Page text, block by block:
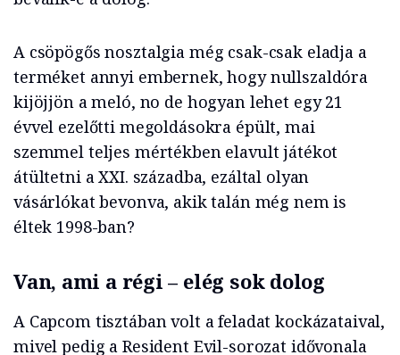
A csöpögős nosztalgia még csak-csak eladja a
terméket annyi embernek, hogy nullszaldóra
kijöjjön a meló, no de hogyan lehet egy 21
évvel ezelőtti megoldásokra épült, mai
szemmel teljes mértékben elavult játékot
átültetni a XXI. századba, ezáltal olyan
vásárlókat bevonva, akik talán még nem is
éltek 1998-ban?
Van, ami a régi – elég sok dolog
A Capcom tisztában volt a feladat kockázataival,
mivel pedig a Resident Evil-sorozat idővonala